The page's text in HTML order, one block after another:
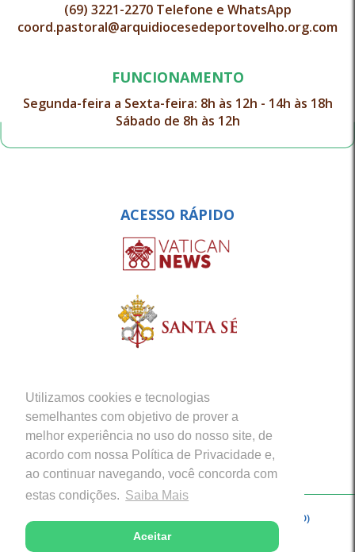
Utilizamos cookies e tecnologias
semelhantes com objetivo de prover a
melhor experiência no uso do nosso site, de
acordo com nossa Política de Privacidade e,
ao continuar navegando, você concorda com
estas condições. Saiba Mais
Aceitar
(69) 3221-2270 Telefone e WhatsApp
coord.pastoral@arquidiocesedeportovelho.org.com
FUNCIONAMENTO
Segunda-feira a Sexta-feira: 8h às 12h - 14h às 18h
Sábado de 8h às 12h
ACESSO RÁPIDO
Copyright © 2026 - Arquidiocese de Porto Velho (RO)
Desenvolvido com excelência por